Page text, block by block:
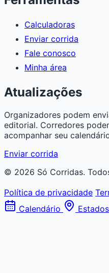
Calculadoras
Enviar corrida
Fale conosco
Minha área
Atualizações
Organizadores podem
editorial. Corredores
acompanhar seu
Enviar corrida
© 2026 Só Corridas.
Política de privacidade
Calendário
Estados